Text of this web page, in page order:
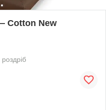
Cotton New
роздріб